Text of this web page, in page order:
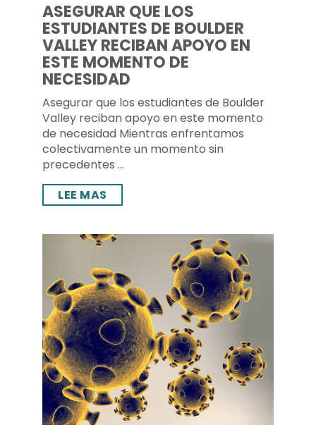
ASEGURAR QUE LOS
ESTUDIANTES DE BOULDER
VALLEY RECIBAN APOYO EN
ESTE MOMENTO DE
NECESIDAD
Asegurar que los estudiantes de Boulder
Valley reciban apoyo en este momento
de necesidad Mientras enfrentamos
colectivamente un momento sin
precedentes ...
LEE MAS